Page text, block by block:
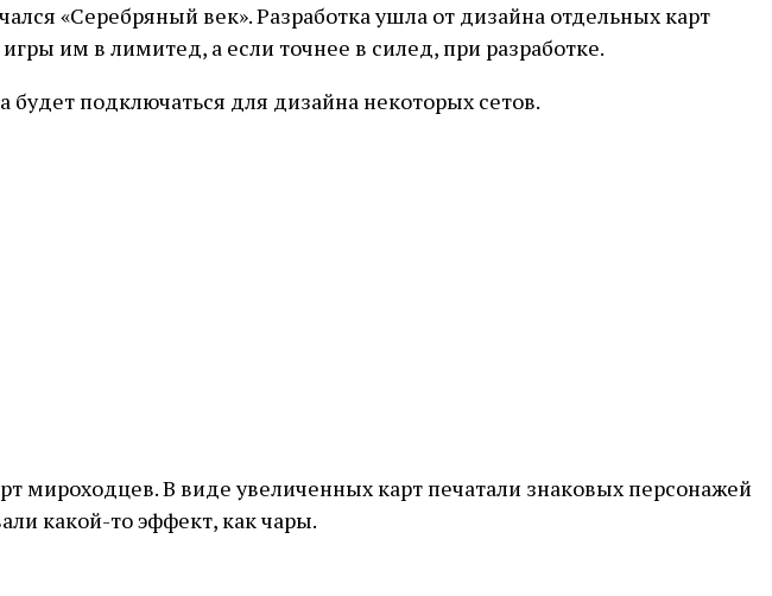
«Серебряный век». Разработка ушла от дизайна отдельных карт
им в лимитед, а если точнее в силед, при разработке.
подключаться для дизайна некоторых сетов.
мироходцев. В виде увеличенных карт печатали знаковых персонажей
какой-то эффект, как чары.